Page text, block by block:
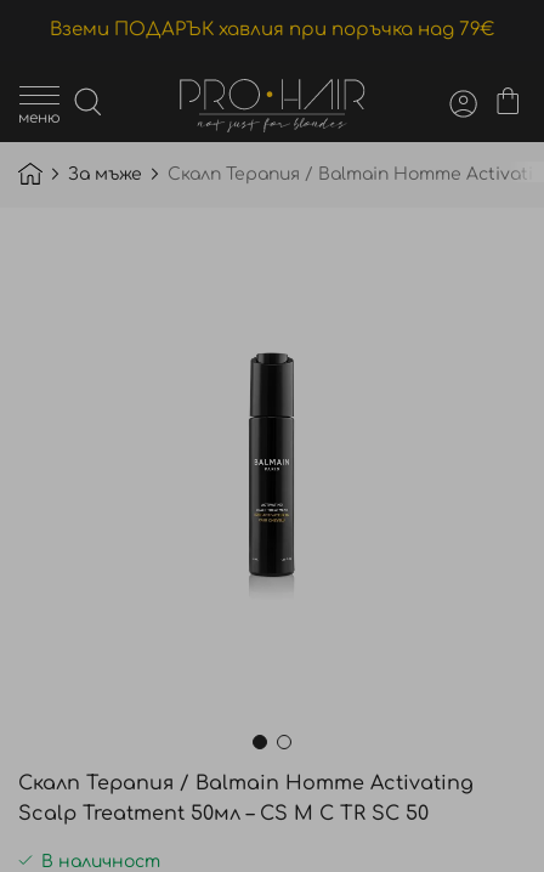
Вземи ПОДАРЪК хавлия при поръчка над 79€
меню
За мъже Скалп Терапия / Balmain Homme
началото
на
галерия
Скалп Терапия / Balmain Homme Activating
Scalp Treatment 50мл – CS M C TR SC 50
В наличност